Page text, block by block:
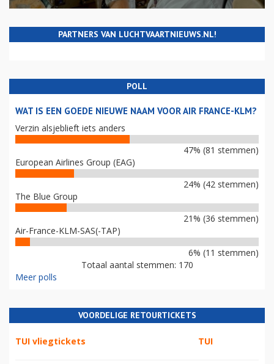
PARTNERS VAN LUCHTVAARTNIEUWS.NL!
POLL
WAT IS EEN GOEDE NIEUWE NAAM VOOR AIR FRANCE-KLM?
Verzin alsjeblieft iets anders
47% (81 stemmen)
European Airlines Group (EAG)
24% (42 stemmen)
The Blue Group
21% (36 stemmen)
Air-France-KLM-SAS(-TAP)
6% (11 stemmen)
Totaal aantal stemmen: 170
Meer polls
VOORDELIGE RETOURTICKETS
TUI vliegtickets TUI